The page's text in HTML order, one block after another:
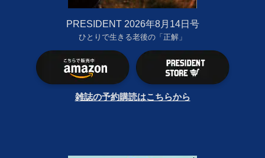
PRESIDENT 2026年8月14日号
ひとりで生きる老後の「正解」
雑誌の予約購読はこちらから